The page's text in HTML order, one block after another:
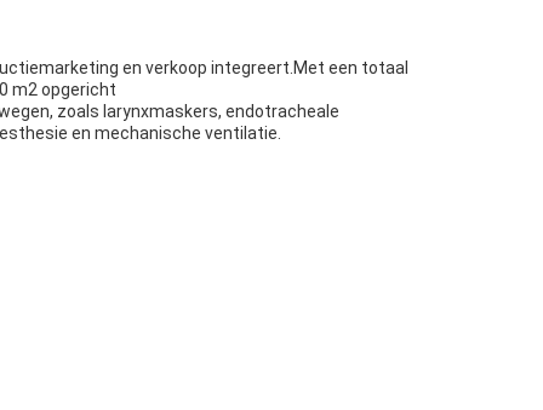
en verkoop integreert.Met een totaal
m2 opgericht
zoals larynxmaskers, endotracheale
en mechanische ventilatie.